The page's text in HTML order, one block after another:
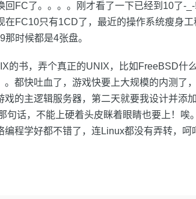
回FC了。。。。刚才看了一下已经到10了-
在FC10只有1CD了，最近的操作系统瘦身
时候都是4张盘。
的书，弄个真正的UNIX，比如FreeBSD什
都快吐血了，游戏快要上大规模的内测了
的主逻辑服务器，第二天就要我设计并添
句话，不能上硬着头皮眯着眼睛也要上！唉
程学好都不错了，连Linux都没有弄转，呵